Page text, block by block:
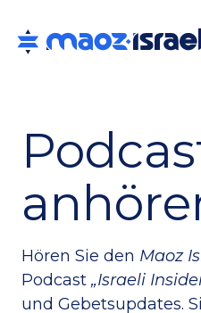
Hören Sie den Maoz
Podcast „Israeli
und Gebetsupdates.